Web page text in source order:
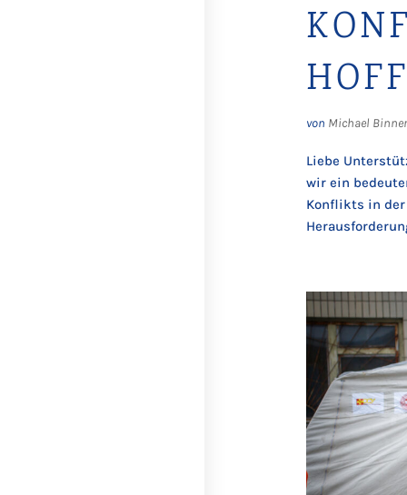
von Michael Binner
Liebe
wir ein
Konflikts in der